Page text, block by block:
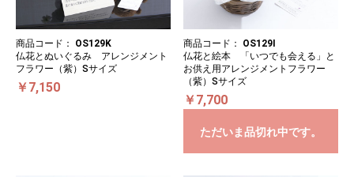
商品コード： OS129K
仏花とぬいぐるみ アレンジメント
フラワー（紫）Sサイズ
￥7,150
商品コード： OS129I
仏花と絵本 「いつでも会える」と
お供え用アレンジメントフラワー
（紫）Sサイズ
￥7,700
ただいま品切れ中です。